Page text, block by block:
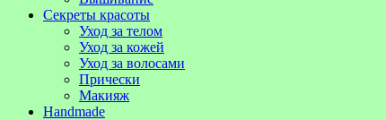
Секреты красоты
Уход за телом
Уход за кожей
Уход за волосами
Прически
Макияж
Handmade